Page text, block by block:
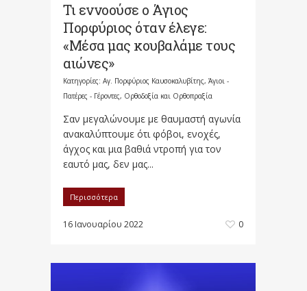
Τι εννοούσε ο Άγιος
Πορφύριος όταν έλεγε:
«Μέσα μας κουβαλάμε τους
αιώνες»
Κατηγορίες: Αγ. Πορφύριος Καυσοκαλυβίτης, Άγιοι -
Πατέρες - Γέροντες, Ορθοδοξία και Ορθοπραξία
Σαν μεγαλώνουμε με θαυμαστή αγωνία
ανακαλύπτουμε ότι φόβοι, ενοχές,
άγχος και μια βαθιά ντροπή για τον
εαυτό μας, δεν μας...
Περισσότερα
16 Ιανουαρίου 2022 0